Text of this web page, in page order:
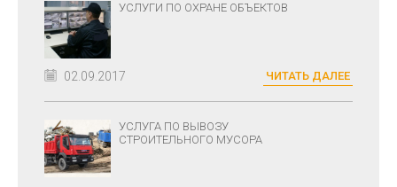
УСЛУГИ ПО ОХРАНЕ ОБЪЕКТОВ
02.09.2017 ЧИТАТЬ ДАЛЕЕ
УСЛУГА ПО ВЫВОЗУ
СТРОИТЕЛЬНОГО МУСОРА